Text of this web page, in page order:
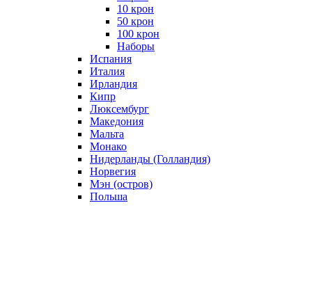
10 крон
50 крон
100 крон
Наборы
Испания
Италия
Ирландия
Кипр
Люксембург
Македония
Мальта
Монако
Нидерланды (Голландия)
Норвегия
Мэн (остров)
Польша